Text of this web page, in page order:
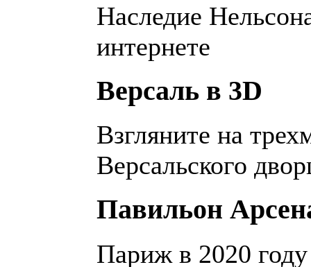
Наследие
интернете
Версаль в 3D
Взгляните на
Версальского
Павильон
Париж в 2020